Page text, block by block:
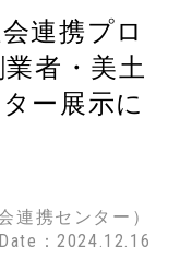
連携プロ
者・美土
ー展示に
連携センター）
Date：2024.12.16